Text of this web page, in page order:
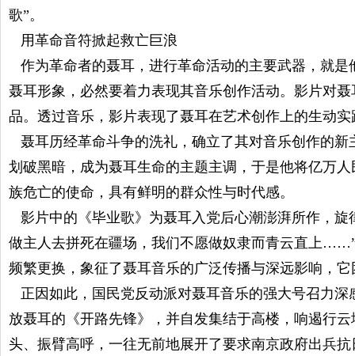
歌”。
用革命音符掀起救亡巨浪
作为革命者的聂耳，进行革命活动的主要武器，就
聂耳形象，必然要着力表现其音乐创作活动。影片对
品。透过音乐，影片表现了聂耳在艺术创作上的生动
聂耳历经革命斗争的洗礼，确立了其对音乐创作的
划破黑暗，成为聂耳生命的主题主调，于是他将亿万
族危亡的使命，具有鲜明的群众性与时代感。
影片中的《毕业歌》为聂耳入党后心潮澎湃所作，旋
做主人去拼死在疆场，我们不愿做奴隶而青云直上
频繁更换，象征了聂耳音乐的广泛传播与深远影响，
正因如此，国民党反动派对聂耳音乐的强大号召力
放聂耳的《开路先锋》，并自发集结于高楼，响遏行
头、振臂高呼，一往无前地展开了要求南京政府出兵